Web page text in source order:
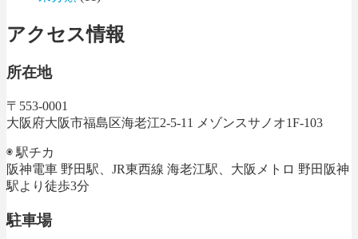
アクセス情報
所在地
〒553-0001
大阪府大阪市福島区海老江2-5-11 メゾンスサノオ1F-103
◉ 駅チカ
阪神電車 野田駅、JR東西線 海老江駅、大阪メトロ 野田阪神
駅より徒歩3分
駐車場